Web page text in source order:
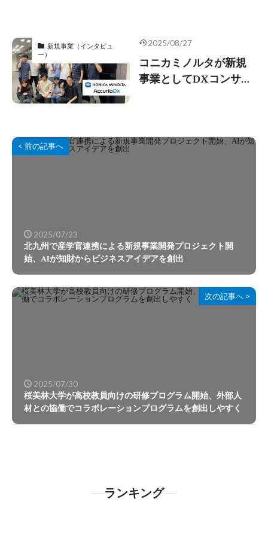
アル
新規事業（インタビュ
ー）
2025/08/27
コニカミノルタが新規
事業としてDXコンサル
< 前の記事へ
2025/07/23
北九州で産学官連携による新規事業開発プロジェクト開
始、AIが知財からビジネスアイデアを創出
次の記事へ >
2025/07/30
桜美林大学が高校教員向けの研修プログラム開始、外部人
材との協働でコラボレーションプログラムを創出しやすく
ランキング